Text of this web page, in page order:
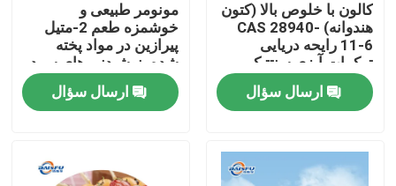
خونه
ویدیو
کالون با خلوص بالا (کتون
هندوانه) CAS 28940-
11-6 رایحه دریایی
ترکیبات آبزی سنتتیک
برای عطرسازی و لوازم
آرایشی ارسال سؤال
مونومر طبیعی و
خوشمزه طعم 2-متیل
پیرازین در مواد پخته
شده، نوشیدنی های سرد،
تنباکو استفاده می شود
ارسال سؤال